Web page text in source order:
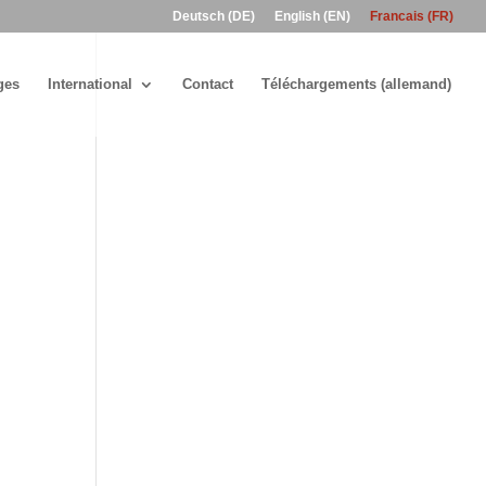
Deutsch (DE) English (EN) Francais (FR)
International Contact Téléchargements (allemand)